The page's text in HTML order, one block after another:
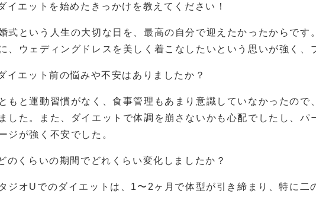
イエットを始めたきっかけを教えてください！
式という人生の大切な日を、最高の自分で迎えたかったからです。
、ウェディングドレスを美しく着こなしたいという思いが強く、
イエット前の悩みや不安はありましたか？
もと運動習慣がなく、食事管理もあまり意識していなかったの
した。また、ダイエットで体調を崩さないかも心配でしたし、
ジが強く不安でした。
のくらいの期間でどれくらい変化しましたか？
ジオUでのダイエットは、1〜2ヶ月で体型が引き締まり、特に二